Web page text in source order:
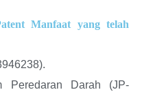
Manfaat yang telah
Peredaran Darah (JP-